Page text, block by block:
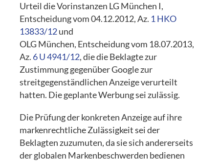
Urteil die Vorinstanzen LG München I,
Entscheidung vom 04.12.2012, Az. 1 HKO
13833/12und
OLG München, Entscheidung vom 18.07.2013,
Az. 6 U 4941/12, die die Beklagte zur
Zustimmung gegenüber Google zur
streitgegenständlichen Anzeige verurteilt
hatten. Die geplante Werbung sei zulässig.
Die Prüfung der konkreten Anzeige auf ihre
markenrechtliche Zulässigkeit sei der
Beklagten zuzumuten, da sie sich andererseits
der globalen Markenbeschwerden bedienen